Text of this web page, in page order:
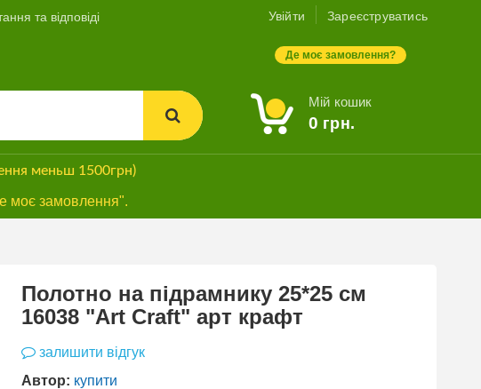
та відповіді Увійти Зареєструватись
Де моє замовлення?
Мій кошик
0 грн.
меньш 1500грн)
моє замовлення".
Полотно на підрамнику 25*25 см
16038 "Art Craft" арт крафт
залишити відгук
Автор: купити